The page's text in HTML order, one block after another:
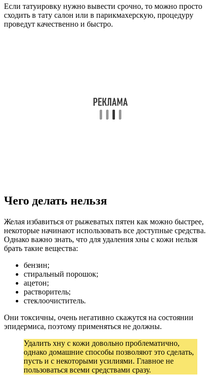
Если татуировку нужно вывести срочно, то можно просто
сходить в тату салон или в парикмахерскую, процедуру
проведут качественно и быстро.
Чего делать нельзя
Желая избавиться от рыжеватых пятен как можно быстрее,
некоторые начинают использовать все доступные средства.
Однако важно знать, что для удаления хны с кожи нельзя
брать такие вещества:
бензин;
стиральный порошок;
ацетон;
растворитель;
стеклоочиститель.
Они токсичны, очень негативно скажутся на состоянии
эпидермиса, поэтому применяться не должны.
Удалить хну с кожи довольно проблематично,
однако домашние способы позволяют это сделать,
пусть и с некоторыми усилиями. Главное не
пользоваться всеми средствами сразу.